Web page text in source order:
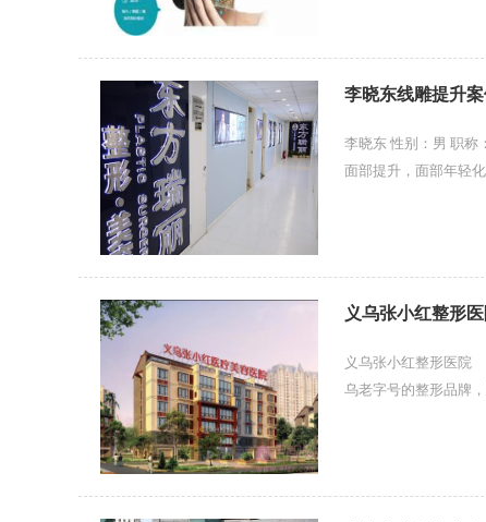
李晓东线雕提升
李晓东 性别：男 职称： 副主任医师擅长项目： 面部轮廓 抗衰抗初老 脂肪填充从医时间： 2014 至今医生介绍：
面部提升，面部年轻
义乌张小红整形
义乌张小红整形医院
乌老字号的整形品牌